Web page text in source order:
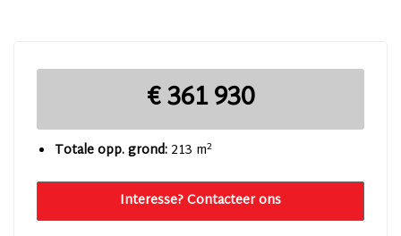
€ 361 930
Totale opp. grond: 213 m2
Interesse? Contacteer ons